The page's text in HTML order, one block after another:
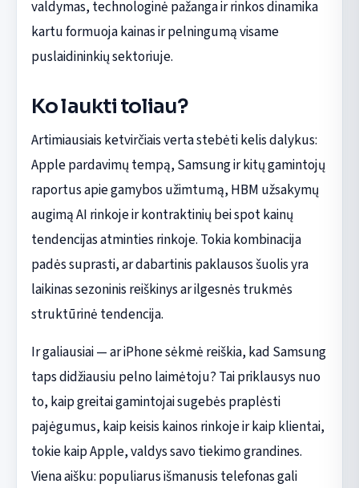
valdymas, technologinė pažanga ir rinkos dinamika
kartu formuoja kainas ir pelningumą visame
puslaidininkių sektoriuje.
Ko laukti toliau?
Artimiausiais ketvirčiais verta stebėti kelis dalykus:
Apple pardavimų tempą, Samsung ir kitų gamintojų
raportus apie gamybos užimtumą, HBM užsakymų
augimą AI rinkoje ir kontraktinių bei spot kainų
tendencijas atminties rinkoje. Tokia kombinacija
padės suprasti, ar dabartinis paklausos šuolis yra
laikinas sezoninis reiškinys ar ilgesnės trukmės
struktūrinė tendencija.
Ir galiausiai — ar iPhone sėkmė reiškia, kad Samsung
taps didžiausiu pelno laimėtoju? Tai priklausys nuo
to, kaip greitai gamintojai sugebės praplėsti
pajėgumus, kaip keisis kainos rinkoje ir kaip klientai,
tokie kaip Apple, valdys savo tiekimo grandines.
Viena aišku: populiarus išmanusis telefonas gali